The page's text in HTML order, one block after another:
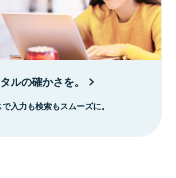
ルの確かさを。
入力も検索もスムーズに。